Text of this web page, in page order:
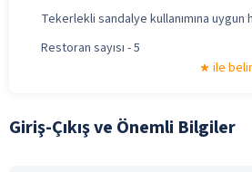
Tekerlekli sandalye kullanımına uygun
Restoran sayısı - 5
ile
Giriş-Çıkış ve Önemli Bilgiler